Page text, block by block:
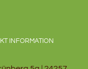
INFORMATION